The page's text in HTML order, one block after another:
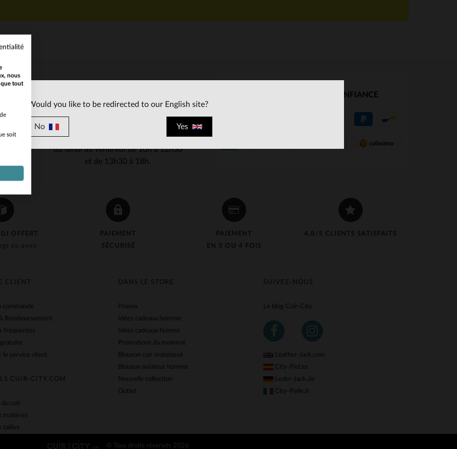
OFFERT
ou avoir
PAIEMENT
SÉCURISÉ
PAIEMENT
EN 3 OU 4 FOIS
4,8/5 CLIENTS SATISFAITS
au 03 59 08 80 80
contact@cuir-
du lundi au vendredi de 10h à 12h30
et de 13h30 à 18h.
NOS PARTENAIRES DE CONFIANCE
SUIVEZ-NOUS
Le blog Cuir-City
Leather-Jack.com
City-Piel.es
Leder-Jack.de
City-Pelle.it
CLIENT
commande
Remboursement
fréquentes
le service client
CUIR-CITY.COM
cuir
matières
tailles
DANS LE STORE
Promo
Idées cadeaux homme
Idées cadeaux femme
Promotions du moment
Blouson cuir matelassé
Blouson aviateur homme
Nouvelle collection
Outlet
© Tous droits réservés 2026
Would you like to be redirected to our English site?
No Yes
nous
que tout
soit